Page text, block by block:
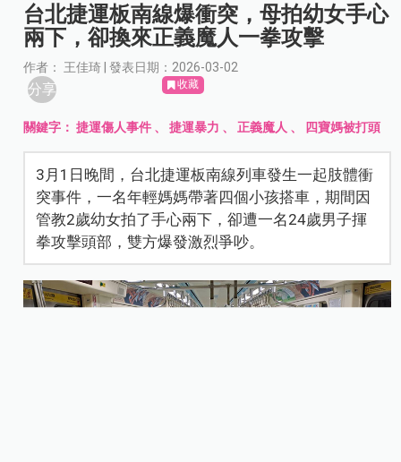
台北捷運板南線爆衝突，母拍幼女手心
兩下，卻換來正義魔人一拳攻擊
作者： 王佳琦 | 發表日期：2026-03-02
分享 收藏
關鍵字：捷運傷人事件 、捷運暴力 、正義魔人 、 四寶媽被打頭
3月1日晚間，台北捷運板南線列車發生一起肢體衝
突事件，一名年輕媽媽帶著四個小孩搭車，期間因
管教2歲幼女拍了手心兩下，卻遭一名24歲男子揮
拳攻擊頭部，雙方爆發激烈爭吵。